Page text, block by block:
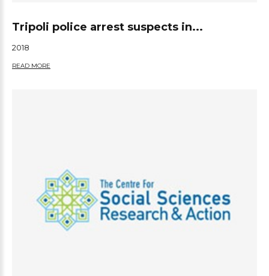
Tripoli police arrest suspects in...
2018
READ MORE